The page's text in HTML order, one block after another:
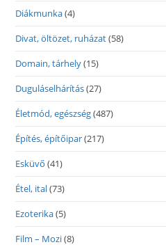
Diákmunka(4)
Divat, öltözet, ruházat(58)
Domain, tárhely(15)
Duguláselhárítás(27)
Életmód, egészség(487)
Építés, építőipar(217)
Esküvő (41)
Étel, ital(73)
Ezoterika(5)
Film – Mozi(8)